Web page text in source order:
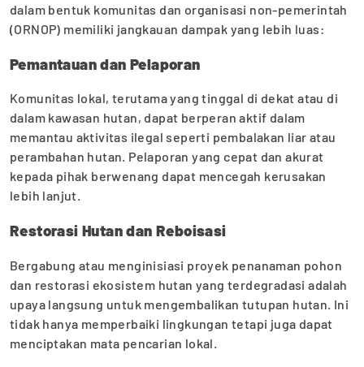
dalam bentuk komunitas dan organisasi non-pemerintah
(ORNOP) memiliki jangkauan dampak yang lebih luas:
Pemantauan dan Pelaporan
Komunitas lokal, terutama yang tinggal di dekat atau di
dalam kawasan hutan, dapat berperan aktif dalam
memantau aktivitas ilegal seperti pembalakan liar atau
perambahan hutan. Pelaporan yang cepat dan akurat
kepada pihak berwenang dapat mencegah kerusakan
lebih lanjut.
Restorasi Hutan dan Reboisasi
Bergabung atau menginisiasi proyek penanaman pohon
dan restorasi ekosistem hutan yang terdegradasi adalah
upaya langsung untuk mengembalikan tutupan hutan. Ini
tidak hanya memperbaiki lingkungan tetapi juga dapat
menciptakan mata pencarian lokal.